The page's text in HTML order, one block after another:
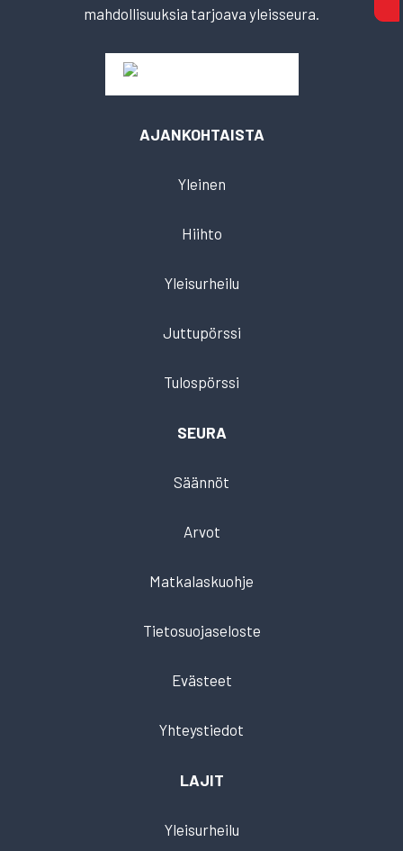
mahdollisuuksia tarjoava yleisseura.
AJANKOHTAISTA
Yleinen
Hiihto
Yleisurheilu
Juttupörssi
Tulospörssi
SEURA
Säännöt
Arvot
Matkalaskuohje
Tietosuojaseloste
Evästeet
Yhteystiedot
LAJIT
Yleisurheilu